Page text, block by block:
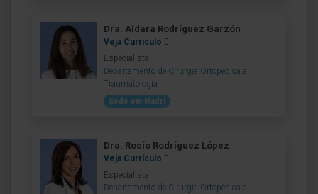
Dra. Aldara Rodríguez Garzón
Veja Currículo
Especialista
Departamento de Cirurgia Ortopédica e
Traumatologia
Sede em Madri
Dra. Rocío Rodríguez López
Veja Currículo
Especialista
Departamento de Cirurgia Ortopédica e